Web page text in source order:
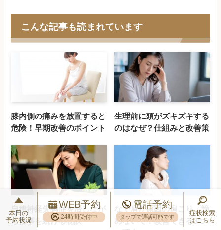
こんな記事も読まれています
膝内側の痛みを放置すると
危険！早期改善のポイント
生理前に頭がズキズキする
のはなぜ？仕組みと改善策
自律神経失調症を治しなが
ら仕事を続ける秘訣
なで肩が原因の肩こり、諦
めないで！改善できる3つ
本日の
予約状況
WEB予約
24時間受付中
電話予約
タップで通話可能です
症状検索
はこちら